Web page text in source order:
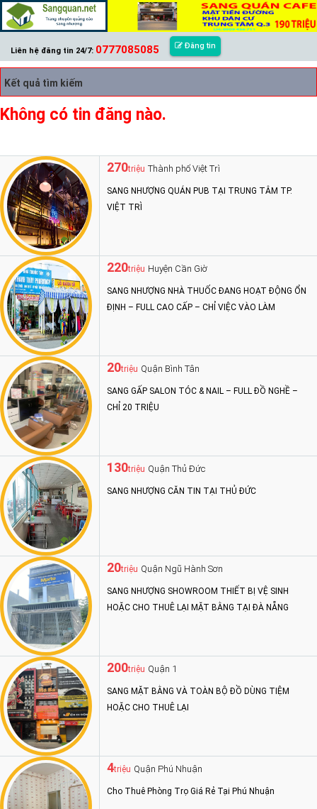
Liên hệ đăng tin 24/7: 0777085085 Đăng tin
Kết quả tìm kiếm
Không có tin đăng nào.
270triệu Thành phố Việt Trì
SANG NHƯỢNG QUÁN PUB TẠI TRUNG TÂM TP.
VIỆT TRÌ
220triệu Huyện Cần Giờ
SANG NHƯỢNG NHÀ THUỐC ĐANG HOẠT ĐỘNG ỔN
ĐỊNH – FULL CAO CẤP – CHỈ VIỆC VÀO LÀM
20triệu Quận Bình Tân
SANG GẤP SALON TÓC & NAIL – FULL ĐỒ NGHỀ –
CHỈ 20 TRIỆU
130triệu Quận Thủ Đức
SANG NHƯỢNG CĂN TIN TẠI THỦ ĐỨC
20triệu Quận Ngũ Hành Sơn
SANG NHƯỢNG SHOWROOM THIẾT BỊ VỆ SINH
HOẶC CHO THUÊ LẠI MẶT BẰNG TẠI ĐÀ NẴNG
200triệu Quận 1
SANG MẶT BẰNG VÀ TOÀN BỘ ĐỒ DÙNG TIỆM
HOẶC CHO THUÊ LẠI
4triệu Quận Phú Nhuận
Cho Thuê Phòng Trọ Giá Rẻ Tại Phú Nhuận